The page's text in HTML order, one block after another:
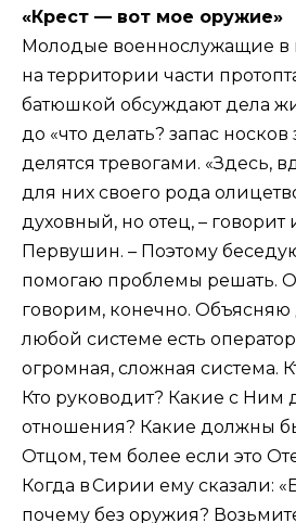
«Крест — вот мое оружие»
Молодые военнослужащие в
на территории части
батюшкой обсуждают дела
до «что делать? запас носков
делятся тревогами. «Здесь,
для них своего рода
духовный, но отец, –
Первушин. – Поэтому
помогаю проблемы решать.
говорим, конечно. Объясняю
любой системе есть
огромная, сложная система.
Кто руководит? Какие с Ним
отношения? Какие должны
Отцом, тем более если это
Когда в Сирии ему сказали:
почему без оружия?